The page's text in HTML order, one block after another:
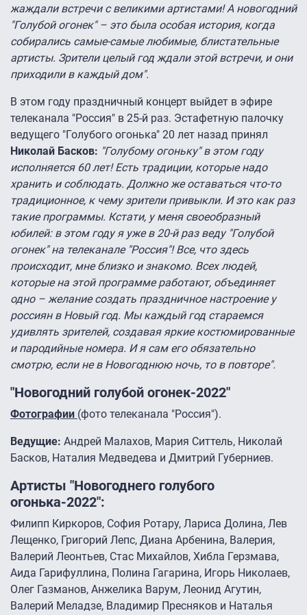
жаждали встречи с великими артистами! А новогодний
"Голубой огонек" – это была особая история, когда
собирались самые-самые любимые, блистательные
артисты. Зрители целый год ждали этой встречи, и они
приходили в каждый дом".
В этом году праздничный концерт выйдет в эфире
телеканала "Россия" в 25-й раз. Эстафетную палочку
ведущего "Голубого огонька" 20 лет назад принял
Николай Басков: "Голубому огоньку" в этом году
исполняется 60 лет! Есть традиции, которые надо
хранить и соблюдать. Должно же оставаться что-то
традиционное, к чему зрители привыкли. И это как раз
такие программы. Кстати, у меня своеобразный
юбилей: в этом году я уже в 20-й раз веду "Голубой
огонек" на телеканале "Россия"! Все, что здесь
происходит, мне близко и знакомо. Всех людей,
которые на этой программе работают, объединяет
одно – желание создать праздничное настроение у
россиян в Новый год. Мы каждый год стараемся
удивлять зрителей, создавая яркие костюмированные
и пародийные номера. И я сам его обязательно
смотрю, если не в Новогоднюю ночь, то в повторе".
"Новогодний голубой огонек-2022"
Фотографии (фото телеканала "Россия").
Ведущие: Андрей Малахов, Мария Ситтель, Николай
Басков, Наталия Медведева и Дмитрий Губерниев.
Артисты "Новогоднего голубого
огонька-2022":
Филипп Киркоров, София Ротару, Лариса Долина, Лев
Лещенко, Григорий Лепс, Диана Арбенина, Валерия,
Валерий Леонтьев, Стас Михайлов, Хибла Герзмава,
Аида Гарифуллина, Полина Гагарина, Игорь Николаев,
Олег Газманов, Анжелика Варум, Леонид Агутин,
Валерий Меладзе, Владимир Пресняков и Наталья